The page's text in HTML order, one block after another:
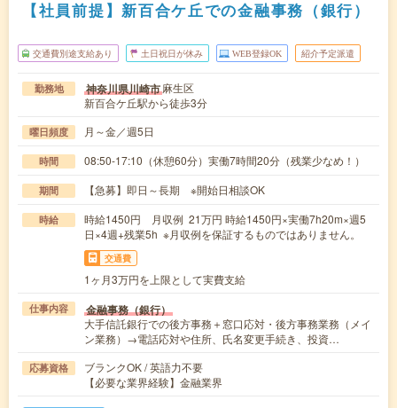
【社員前提】新百合ケ丘での金融事務（銀行）
交通費別途支給あり 土日祝日が休み WEB登録OK 紹介予定派遣
勤務地 神奈川県川崎市麻生区
新百合ケ丘駅から徒歩3分
曜日頻度 月～金／週5日
時間 08:50-17:10（休憩60分）実働7時間20分（残業少なめ！）
期間 【急募】即日～長期 ※開始日相談OK
時給
時給1450円 月収例 21万円 時給1450円×実働7h20m×週5
日×4週+残業5h ※月収例を保証するものではありません。
交通費
1ヶ月3万円を上限として実費支給
仕事内容 金融事務（銀行）
大手信託銀行での後方事務＋窓口応対・後方事務業務（メイ
ン業務）→電話応対や住所、氏名変更手続き、投資…
応募資格
ブランクOK / 英語力不要
【必要な業界経験】金融業界